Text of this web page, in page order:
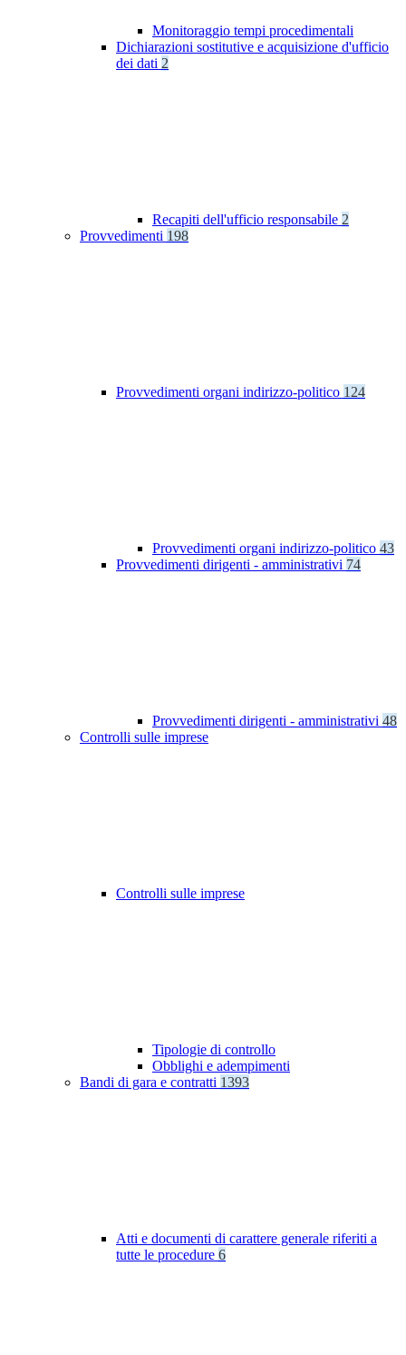
Monitoraggio tempi procedimentali
Dichiarazioni sostitutive e acquisizione d'ufficio
dei dati 2
Recapiti dell'ufficio responsabile 2
Provvedimenti 198
Provvedimenti organi indirizzo-politico 124
Provvedimenti organi indirizzo-politico 43
Provvedimenti dirigenti - amministrativi 74
Provvedimenti dirigenti - amministrativi 48
Controlli sulle imprese
Controlli sulle imprese
Tipologie di controllo
Obblighi e adempimenti
Bandi di gara e contratti 1393
Atti e documenti di carattere generale riferiti a
tutte le procedure 6